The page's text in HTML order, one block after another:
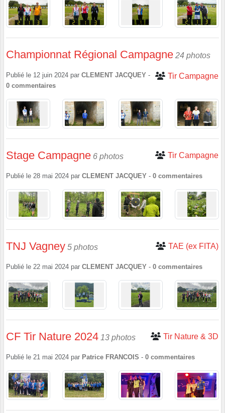
Championnat Régional Campagne 24 photos
Tir Campagne
Publié le 12 juin 2024 par CLEMENT JACQUEY -
0 commentaires
Stage Campagne 6 photos Tir Campagne
Publié le 28 mai 2024 par CLEMENT JACQUEY - 0 commentaires
TNJ Vagney 5 photos TAE (ex FITA)
Publié le 22 mai 2024 par CLEMENT JACQUEY - 0 commentaires
CF Tir Nature 2024 13 photos Tir Nature & 3D
Publié le 21 mai 2024 par Patrice FRANCOIS - 0 commentaires